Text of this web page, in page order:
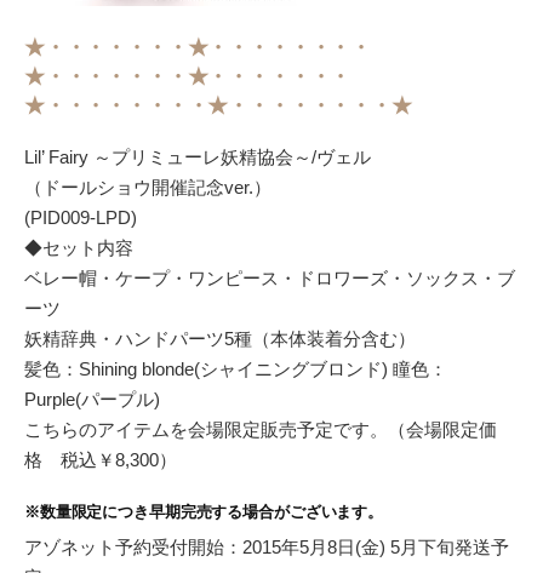
★・・・・・・・★・・・・・・・・
★・・・・・・・★・・・・・・・
★・・・・・・・・★・・・・・・・・★
Lil’ Fairy ～プリミューレ妖精協会～/ヴェル
（ドールショウ開催記念ver.）
(PID009-LPD)
◆セット内容
ベレー帽・ケープ・ワンピース・ドロワーズ・ソックス・ブ
ーツ
妖精辞典・ハンドパーツ5種（本体装着分含む）
髪色：Shining blonde(シャイニングブロンド) 瞳色：
Purple(パープル)
こちらのアイテムを会場限定販売予定です。（会場限定価
格 税込￥8,300）
※数量限定につき早期完売する場合がございます。
アゾネット予約受付開始：2015年5月8日(金) 5月下旬発送予